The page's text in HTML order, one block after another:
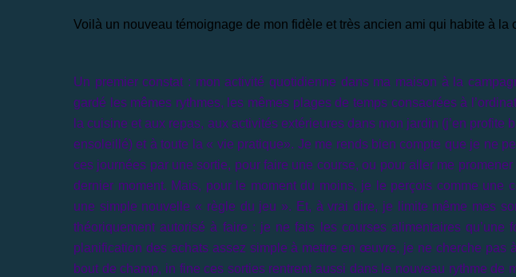
Voilà un nouveau témoignage de mon fidèle et très ancien ami qui habite à la
Un premier constat : mon activité quotidienne dans ma maison à la
gardé les mêmes rythmes, les mêmes plages de temps consacrées à
la cuisine et aux repas, aux activités extérieures dans mon jardin (j’en profite
ensoleillé) et à toute la « vie pratique». Je me rends bien compte que je ne
ces journées par une sortie, pour faire une course, ou pour aller me
dernier moment. Mais, pour le moment du moins, je le perçois comme une
une simple nouvelle « règle du jeu ». Et, à vrai dire, je limite même mes
théoriquement autorisé à faire : je ne fais les courses alimentaires qu’une
planification des achats assez simple à mettre en œuvre, je ne cherche pas
bout de champ, in fine ces sorties rentrent aussi dans le nouveau rythme de